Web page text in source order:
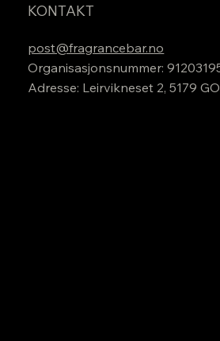
KONTAKT
post@fragrancebar.no
Organisasjonsnummer:
Adresse: Leirvikneset 2, 5179